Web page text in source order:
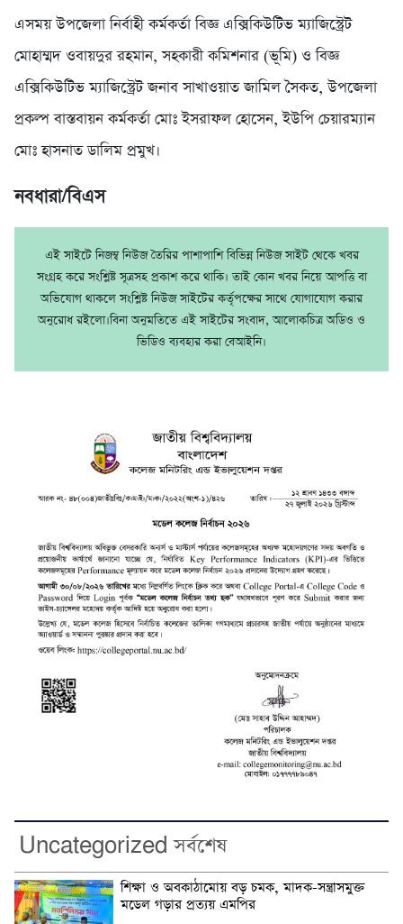
এসময় উপজেলা নির্বাহী কর্মকর্তা বিজ্ঞ এক্সিকিউটিভ ম্যাজিস্ট্রেট
মোহাম্মদ ওবায়দুর রহমান, সহকারী কমিশনার (ভূমি) ও বিজ্ঞ
এক্সিকিউটিভ ম্যাজিস্ট্রেট জনাব সাখাওয়াত জামিল সৈকত, উপজেলা
প্রকল্প বাস্তবায়ন কর্মকর্তা মোঃ ইসরাফল হোসেন, ইউপি চেয়ারম্যান
মোঃ হাসনাত ডালিম প্রমুখ।
নবধারা/বিএস
এই সাইটে নিজম্ব নিউজ তৈরির পাশাপাশি বিভিন্ন নিউজ সাইট থেকে খবর
সংগ্রহ করে সংশ্লিষ্ট সূত্রসহ প্রকাশ করে থাকি। তাই কোন খবর নিয়ে আপত্তি বা
অভিযোগ থাকলে সংশ্লিষ্ট নিউজ সাইটের কর্তৃপক্ষের সাথে যোগাযোগ করার
অনুরোধ রইলো।বিনা অনুমতিতে এই সাইটের সংবাদ, আলোকচিত্র অডিও ও
ভিডিও ব্যবহার করা বেআইনি।
Uncategorized সর্বশেষ
শিক্ষা ও অবকাঠামোয় বড় চমক, মাদক-সন্ত্রাসমুক্ত
মডেল গড়ার প্রত্যয় এমপির